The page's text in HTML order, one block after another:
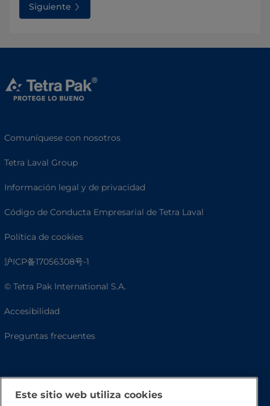
Siguiente
Comuníquese con nosotros
Tetra Laval Group
Información legal y de privacidad
Código de Conducta Empresarial de Tetra Laval
Política de cookies
沪ICP备17056308号-1
© Tetra Pak International S.A.
Accesibilidad
Preguntas frecuentes
Este sitio web utiliza cookies